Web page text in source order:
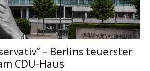
– Berlins teuerster
CDU-Haus